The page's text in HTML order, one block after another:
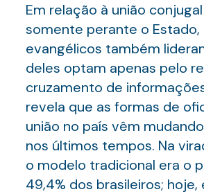
Em relação à união
somente perante o Estado,
evangélicos também
deles optam apenas pelo
cruzamento de
revela que as formas de
união no país vêm
nos últimos tempos. Na
o modelo tradicional era o
49,4% dos brasileiros; hoje,